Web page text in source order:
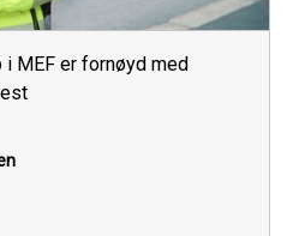
MEF er fornøyd med